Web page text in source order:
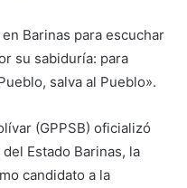
Barinas para escuchar
su sabiduría: para
salva al Pueblo».
(GPPSB) oficializó
Estado Barinas, la
candidato a la